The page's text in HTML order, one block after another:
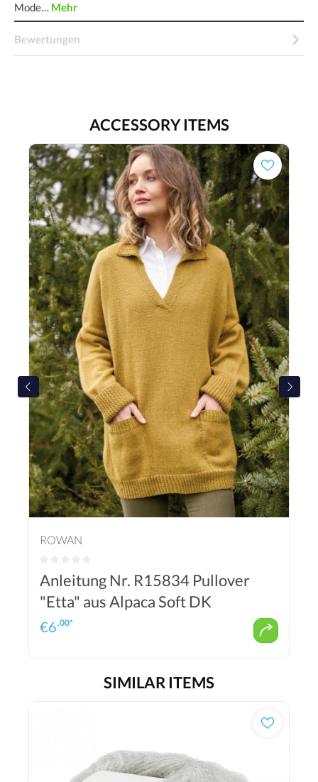
Mode… Mehr
Bewertungen
ACCESSORY ITEMS
ROWAN
Anleitung Nr. R15834 Pullover
"Etta" aus Alpaca Soft DK
€6.00*
SIMILAR ITEMS